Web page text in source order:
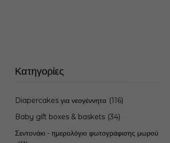
Κατηγορίες
Diapercakes για νεογέννητα (116)
Baby gift boxes & baskets (34)
Σεντονάκι - ημερολόγιο φωτογράφισης μωρού